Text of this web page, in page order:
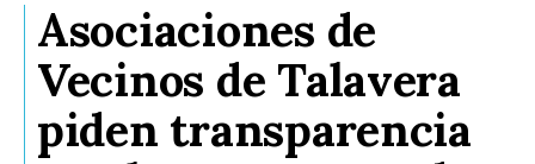
Asociaciones de
Vecinos de Talavera
piden transparencia